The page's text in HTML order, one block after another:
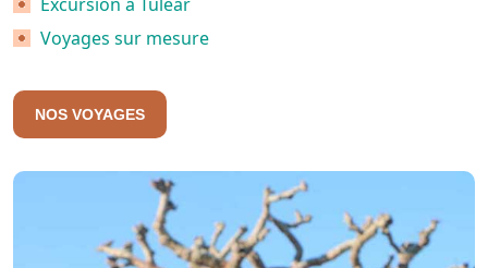
Voyages sur mesure
NOS VOYAGES